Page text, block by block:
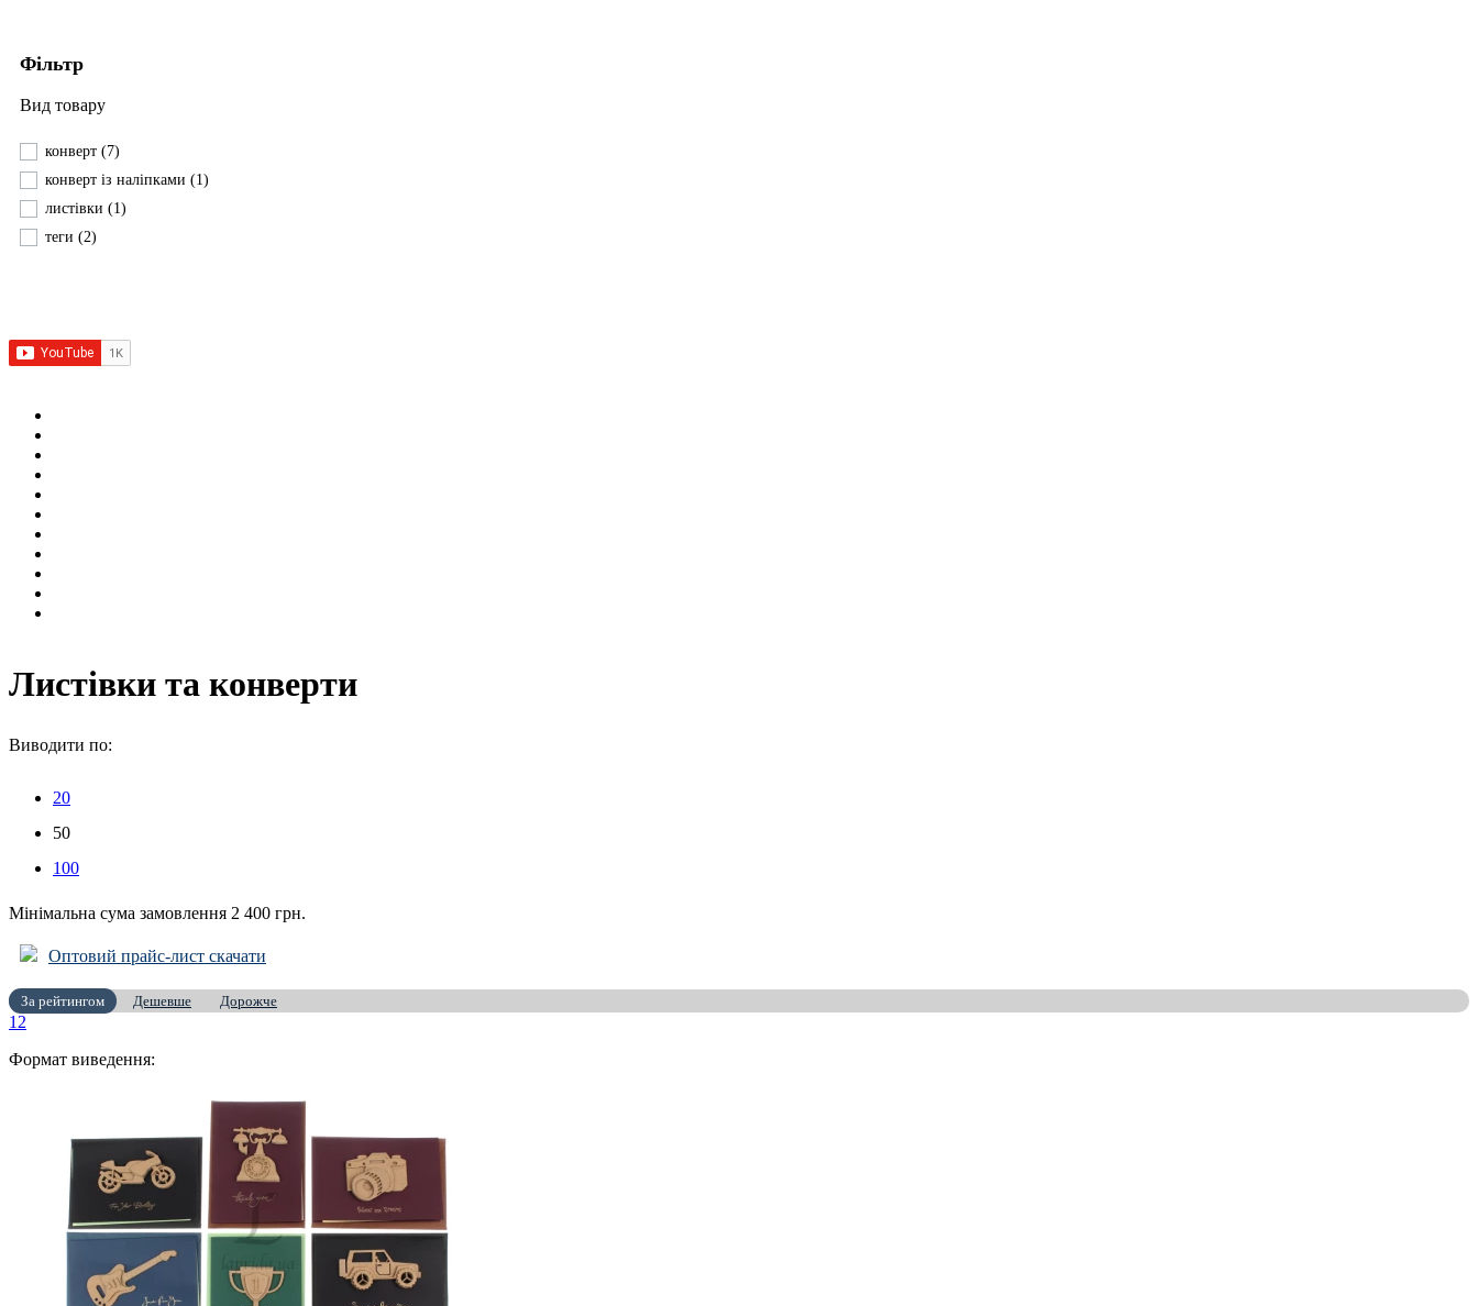
Фільтр
Вид товару
конверт (7)
конверт із наліпками (1)
листівки (1)
теги (2)
Листівки та конверти
Виводити по:
20
50
100
Мінімальна сума замовлення 2 400 грн.
Оптовий прайс-лист скачати
За рейтингом Дешевше Дорожче
12
Формат виведення: